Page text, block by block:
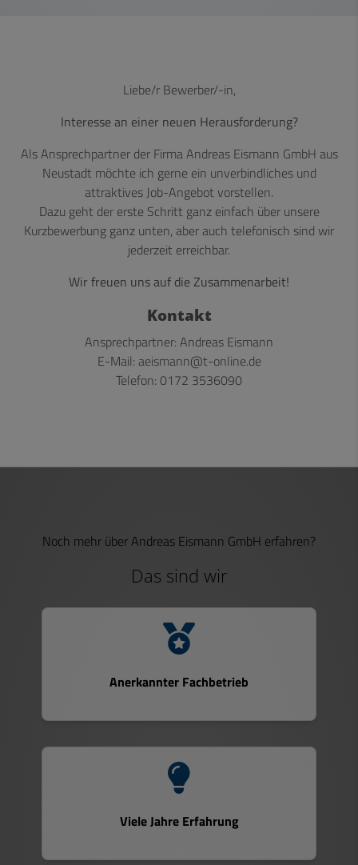
Liebe/r Bewerber/-in,
Interesse an einer neuen Herausforderung?
Als Ansprechpartner der Firma Andreas Eismann GmbH aus
Neustadt möchte ich gerne ein unverbindliches und
attraktives Job-Angebot vorstellen.
Dazu geht der erste Schritt ganz einfach über unsere
Kurzbewerbung ganz unten, aber auch telefonisch sind wir
jederzeit erreichbar.
Wir freuen uns auf die Zusammenarbeit!
Kontakt
Ansprechpartner: Andreas Eismann
E-Mail: aeismann@t-online.de
Telefon: 0172 3536090
Noch mehr über Andreas Eismann GmbH erfahren?
Das sind wir
Anerkannter Fachbetrieb
Viele Jahre Erfahrung